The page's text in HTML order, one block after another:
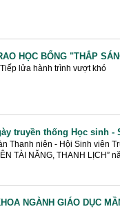
HỌC BỔNG "THẮP
lửa hành trình vượt khó
truyền thống Học sinh -
Thanh niên - Hội Sinh viên
TÀI NĂNG, THANH LỊCH”
NGÀNH GIÁO DỤC